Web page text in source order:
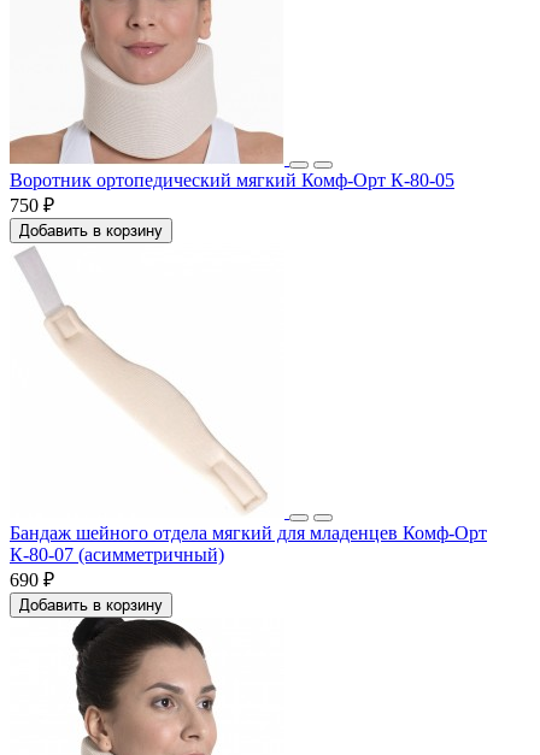
Воротник ортопедический мягкий Комф-Орт К-80-05
750 ₽
Добавить в корзину
Бандаж шейного отдела мягкий для младенцев Комф-Орт
К-80-07 (асимметричный)
690 ₽
Добавить в корзину